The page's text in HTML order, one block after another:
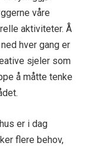
våre
aktiviteter. Å
hver gang er
sjeler som
å måtte tenke
er i dag
flere behov,